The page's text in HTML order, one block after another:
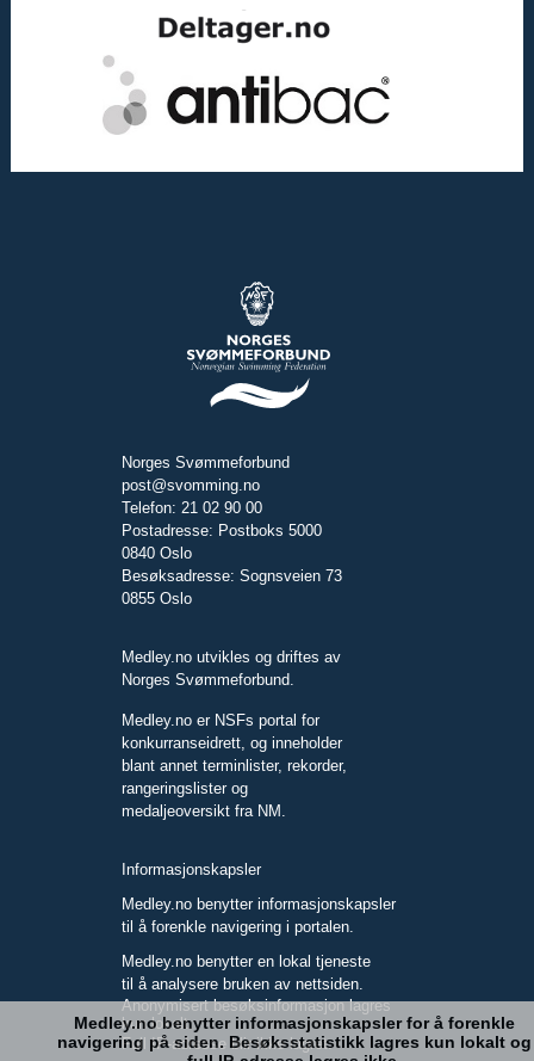
Norges Svømmeforbund
post@svomming.no
Telefon: 21 02 90 00
Postadresse: Postboks 5000
0840 Oslo
Besøksadresse: Sognsveien 73
0855 Oslo
Medley.no utvikles og driftes av
Norges Svømmeforbund.
Medley.no er NSFs portal for
konkurranseidrett, og inneholder
blant annet terminlister, rekorder,
rangeringslister og
medaljeoversikt fra NM.
Informasjonskapsler
Medley.no benytter informasjonskapsler
til å forenkle navigering i portalen.
Medley.no benytter en lokal tjeneste
til å analysere bruken av nettsiden.
Anonymisert besøksinformasjon lagres
kun lokalt.
Full IP-adresse blir ikke lagret.
Medley.no benytter informasjonskapsler for å forenkle
navigering på siden. Besøksstatistikk lagres kun lokalt og